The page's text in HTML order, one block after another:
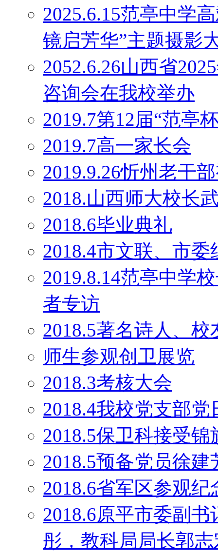
2025.6.15范亭中学
镜启芳华”主题摄影
2052.6.26山西省
咨询会在我校举办
2019.7第12届“范亭
2019.7高一家长会
2019.9.26忻州老干
2018.山西师大校长
2018.6毕业典礼
2018.4市文联、市
2019.8.14范亭中学
者专访
2018.5著名诗人、
师生参观创卫展览
2018.3考核大会
2018.4我校党支部党
2018.5保卫科接受锦
2018.5预备党员徐
2018.6省军区参观纪
2018.6原平市委副
彤，教科局局长郭